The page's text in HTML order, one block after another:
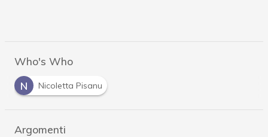
Who's Who
N
Nicoletta Pisanu
Argomenti